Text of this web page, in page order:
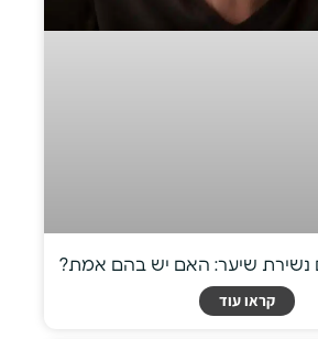
נשירת שיער: האם יש בהם אמת?
קראו עוד